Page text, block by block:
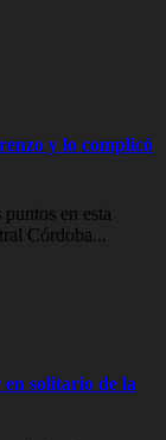
y lo complicó
en esta
Córdoba...
solitario de la